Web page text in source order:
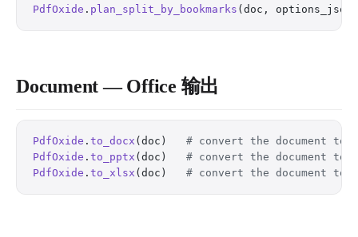
PdfOxide . plan_split_by_bookmarks (doc, options_json
Document — Office 输出
PdfOxide . to_docx (doc) # convert the document to
PdfOxide . to_pptx (doc) # convert the document to
PdfOxide . to_xlsx (doc) # convert the document to